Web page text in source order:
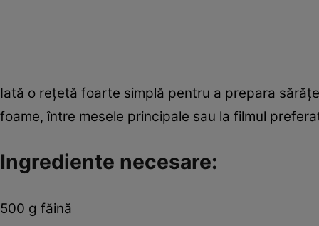
Iată o reţetă foarte simplă pentru a prepara
foame, între mesele principale sau la filmul
Ingrediente necesare:
500 g făină